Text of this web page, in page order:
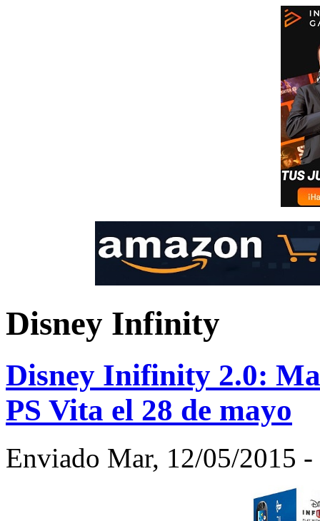
Disney Infinity
Disney Inifinity 2.0:
PS Vita el 28 de mayo
Enviado Mar, 12/05/2015